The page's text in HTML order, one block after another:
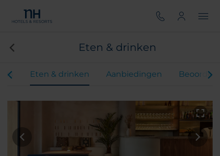
Eten & drinken
Eten & drinken Aanbiedingen